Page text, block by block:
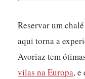
Reservar um
aqui torna a
Avoriaz tem
vilas na Europa, e